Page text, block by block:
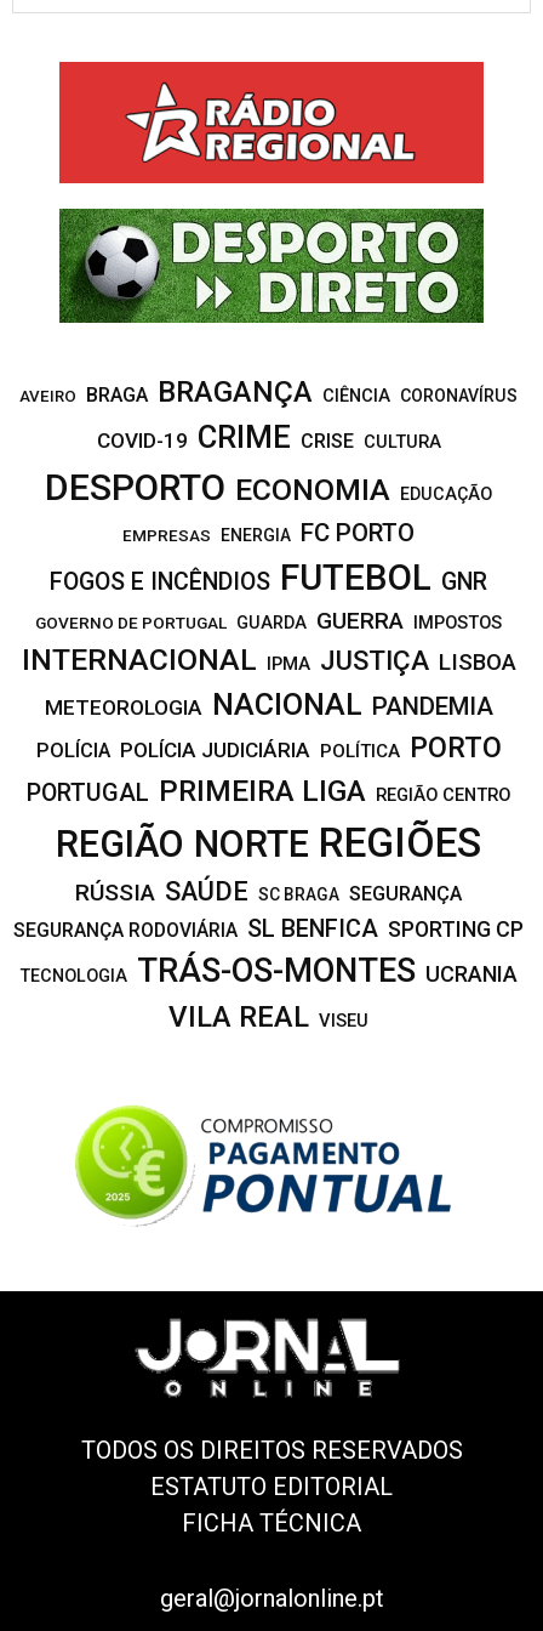
AVEIRO BRAGA BRAGANÇA CIÊNCIA CORONAVÍRUS
COVID-19 CRIME CRISE CULTURA
DESPORTO ECONOMIA EDUCAÇÃO
EMPRESAS ENERGIA FC PORTO
FOGOS E INCÊNDIOS FUTEBOL GNR
GOVERNO DE PORTUGAL GUARDA GUERRA IMPOSTOS
INTERNACIONAL IPMA JUSTIÇA LISBOA
METEOROLOGIA NACIONAL PANDEMIA
POLÍCIA POLÍCIA JUDICIÁRIA POLÍTICA PORTO
PORTUGAL PRIMEIRA LIGA REGIÃO CENTRO
REGIÃO NORTE REGIÕES
RÚSSIA SAÚDE SC BRAGA SEGURANÇA
SEGURANÇA RODOVIÁRIA SL BENFICA SPORTING CP
TECNOLOGIA TRÁS-OS-MONTES UCRANIA
VILA REAL VISEU
TODOS OS DIREITOS RESERVADOS
ESTATUTO EDITORIAL
FICHA TÉCNICA
geral@jornalonline.pt